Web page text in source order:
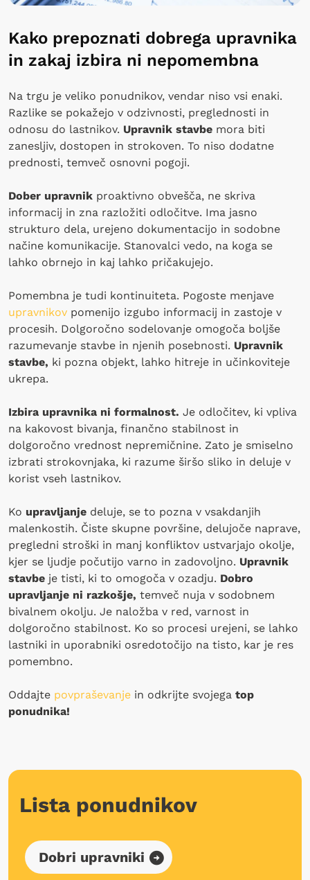
Kako prepoznati dobrega upravnika
in zakaj izbira ni nepomembna
Na trgu je veliko ponudnikov, vendar niso vsi enaki.
Razlike se pokažejo v odzivnosti, preglednosti in
odnosu do lastnikov. Upravnik stavbe mora biti
zanesljiv, dostopen in strokoven. To niso dodatne
prednosti, temveč osnovni pogoji.
Dober upravnik proaktivno obvešča, ne skriva
informacij in zna razložiti odločitve. Ima jasno
strukturo dela, urejeno dokumentacijo in sodobne
načine komunikacije. Stanovalci vedo, na koga se
lahko obrnejo in kaj lahko pričakujejo.
Pomembna je tudi kontinuiteta. Pogoste menjave
upravnikov pomenijo izgubo informacij in zastoje v
procesih. Dolgoročno sodelovanje omogoča boljše
razumevanje stavbe in njenih posebnosti. Upravnik
stavbe, ki pozna objekt, lahko hitreje in učinkoviteje
ukrepa.
Izbira upravnika ni formalnost. Je odločitev, ki vpliva
na kakovost bivanja, finančno stabilnost in
dolgoročno vrednost nepremičnine. Zato je smiselno
izbrati strokovnjaka, ki razume širšo sliko in deluje v
korist vseh lastnikov.
Ko upravljanje deluje, se to pozna v vsakdanjih
malenkostih. Čiste skupne površine, delujoče naprave,
pregledni stroški in manj konfliktov ustvarjajo okolje,
kjer se ljudje počutijo varno in zadovoljno. Upravnik
stavbe je tisti, ki to omogoča v ozadju. Dobro
upravljanje ni razkošje, temveč nuja v sodobnem
bivalnem okolju. Je naložba v red, varnost in
dolgoročno stabilnost. Ko so procesi urejeni, se lahko
lastniki in uporabniki osredotočijo na tisto, kar je res
pomembno.
Oddajte povpraševanje in odkrijte svojega top
ponudnika!
Lista ponudnikov
Dobri upravniki